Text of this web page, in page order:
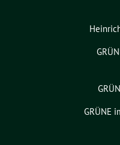
GRÜNE